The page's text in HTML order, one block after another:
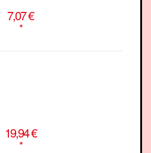
7,07 €
*
19,94 €
*